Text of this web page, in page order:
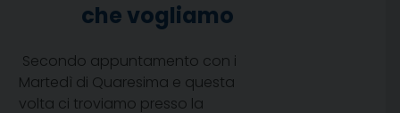
che vogliamo
Secondo appuntamento con i
Martedì di Quaresima e questa
volta ci troviamo presso la